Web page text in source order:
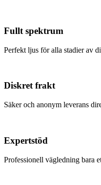
Fullt spektrum
Perfekt ljus för alla stadier av
Diskret frakt
Säker och anonym leverans
Expertstöd
Professionell vägledning bara